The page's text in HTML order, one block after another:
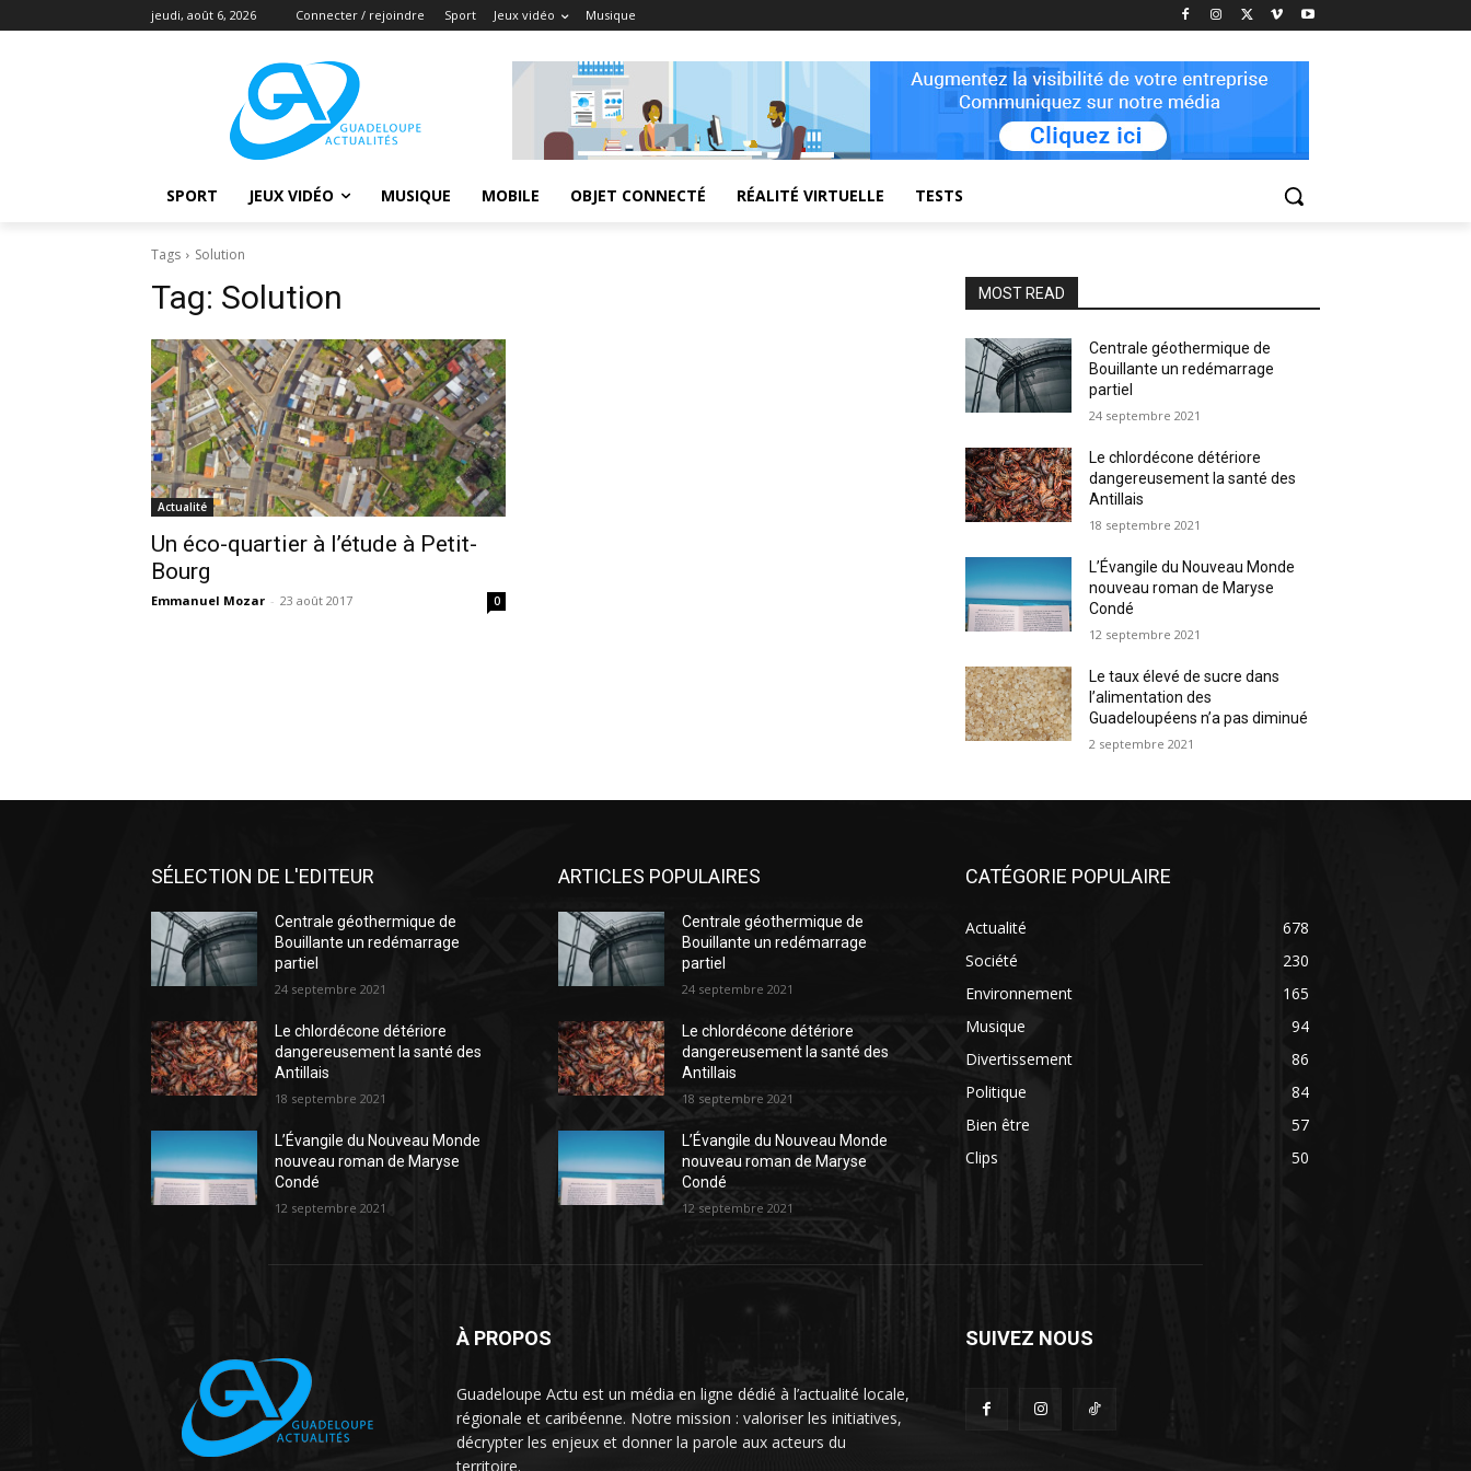
jeudi, août 6, 2026 Connecter / rejoindre Sport Jeux vidéo Musique
SPORT JEUX VIDÉO MUSIQUE MOBILE OBJET CONNECTÉ RÉALITÉ VIRTUELLE TESTS
Tags Solution
Tag: Solution
Actualité
Un éco-quartier à l’étude à Petit-
Bourg
Emmanuel Mozar - 23 août 2017 0
MOST READ
Centrale géothermique de
Bouillante un redémarrage
partiel
24 septembre 2021
Le chlordécone détériore
dangereusement la santé des
Antillais
18 septembre 2021
L’Évangile du Nouveau Monde
nouveau roman de Maryse
Condé
12 septembre 2021
Le taux élevé de sucre dans
l’alimentation des
Guadeloupéens n’a pas diminué
2 septembre 2021
SÉLECTION DE L'EDITEUR
Centrale géothermique de
Bouillante un redémarrage
partiel
24 septembre 2021
Le chlordécone détériore
dangereusement la santé des
Antillais
18 septembre 2021
L’Évangile du Nouveau Monde
nouveau roman de Maryse
Condé
12 septembre 2021
ARTICLES POPULAIRES
Centrale géothermique de
Bouillante un redémarrage
partiel
24 septembre 2021
Le chlordécone détériore
dangereusement la santé des
Antillais
18 septembre 2021
L’Évangile du Nouveau Monde
nouveau roman de Maryse
Condé
12 septembre 2021
CATÉGORIE POPULAIRE
Actualité
678
Société
230
Environnement
165
Musique
94
Divertissement
86
Politique
84
Bien être
57
Clips
50
À PROPOS
Guadeloupe Actu est un média en ligne dédié à l’actualité locale,
régionale et caribéenne. Notre mission : valoriser les initiatives,
décrypter les enjeux et donner la parole aux acteurs du
territoire.
SUIVEZ NOUS